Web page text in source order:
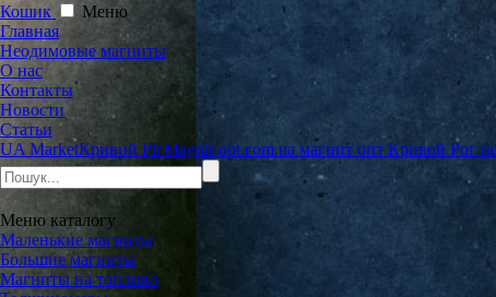
Кошик
Меню
Главная
Неодимовые магниты
О нас
Контакты
Новости
Статьи
UA MarketКривий РігMagnit-opt.com.ua магнит опт Кривой Рог
Меню каталогу
Маленькие магниты
Большие магниты
Магниты на топливо